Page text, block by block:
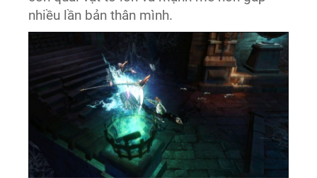
nhiều lần bản thân mình.